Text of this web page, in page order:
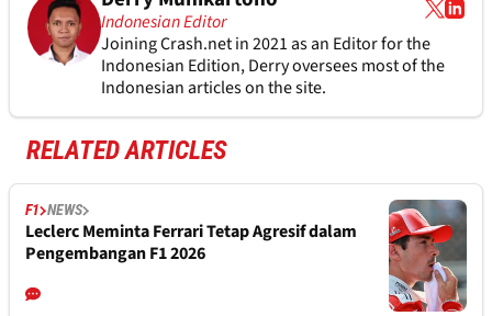
Indonesian Editor
Joining Crash.net in 2021 as an Editor for the
Indonesian Edition, Derry oversees most of the
Indonesian articles on the site.
RELATED ARTICLES
F1 NEWS
Leclerc Meminta Ferrari Tetap Agresif dalam
Pengembangan F1 2026